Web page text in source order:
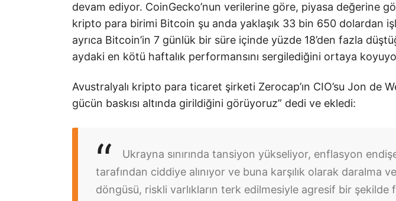
devam ediyor. CoinGecko’nun verilerine göre, piyasa değerine
kripto para birimi Bitcoin şu anda yaklaşık 33 bin 650 dolardan
ayrıca Bitcoin’in 7 günlük bir süre içinde yüzde 18’den fazla
aydaki en kötü haftalık performansını sergilediğini ortaya
Avustralyalı kripto para ticaret şirketi Zerocap’ın CIO’su Jon de
gücün baskısı altında girildiğini görüyoruz” dedi ve ekledi:
Ukrayna sınırında tansiyon yükseliyor, enflasyon
tarafından ciddiye alınıyor ve buna karşılık olarak daralma
döngüsü, riskli varlıkların terk edilmesiyle agresif bir şekilde